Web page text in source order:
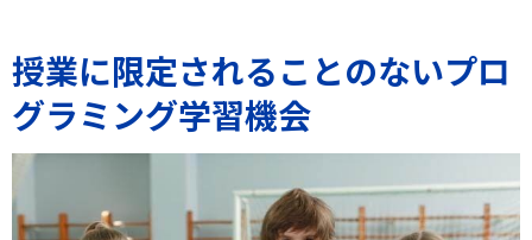
授業に限定されることのないプロ
グラミング学習機会